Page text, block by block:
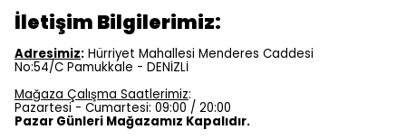
İletişim Bilgilerimiz:
Adresimiz: Hürriyet Mahallesi Menderes Caddesi
No:54/C Pamukkale - DENİZLİ
Mağaza Çalışma Saatlerimiz:
Pazartesi - Cumartesi: 09:00 / 20:00
Pazar Günleri Mağazamız Kapalıdır.